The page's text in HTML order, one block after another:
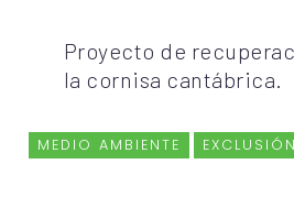
Proyecto de
la cornisa cantábrica.
MEDIO AMBIENTE